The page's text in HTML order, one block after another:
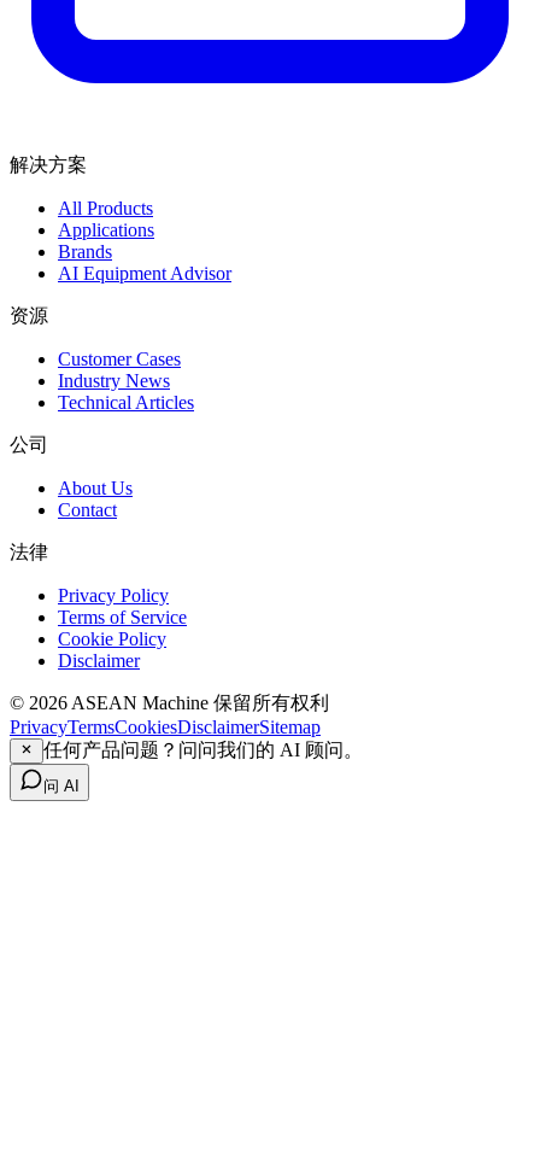
解决方案
All Products
Applications
Brands
AI Equipment Advisor
资源
Customer Cases
Industry News
Technical Articles
公司
About Us
Contact
法律
Privacy Policy
Terms of Service
Cookie Policy
Disclaimer
© 2026 ASEAN Machine 保留所有权利
PrivacyTermsCookiesDisclaimerSitemap
任何产品问题？问问我们的 AI 顾问。
问 AI